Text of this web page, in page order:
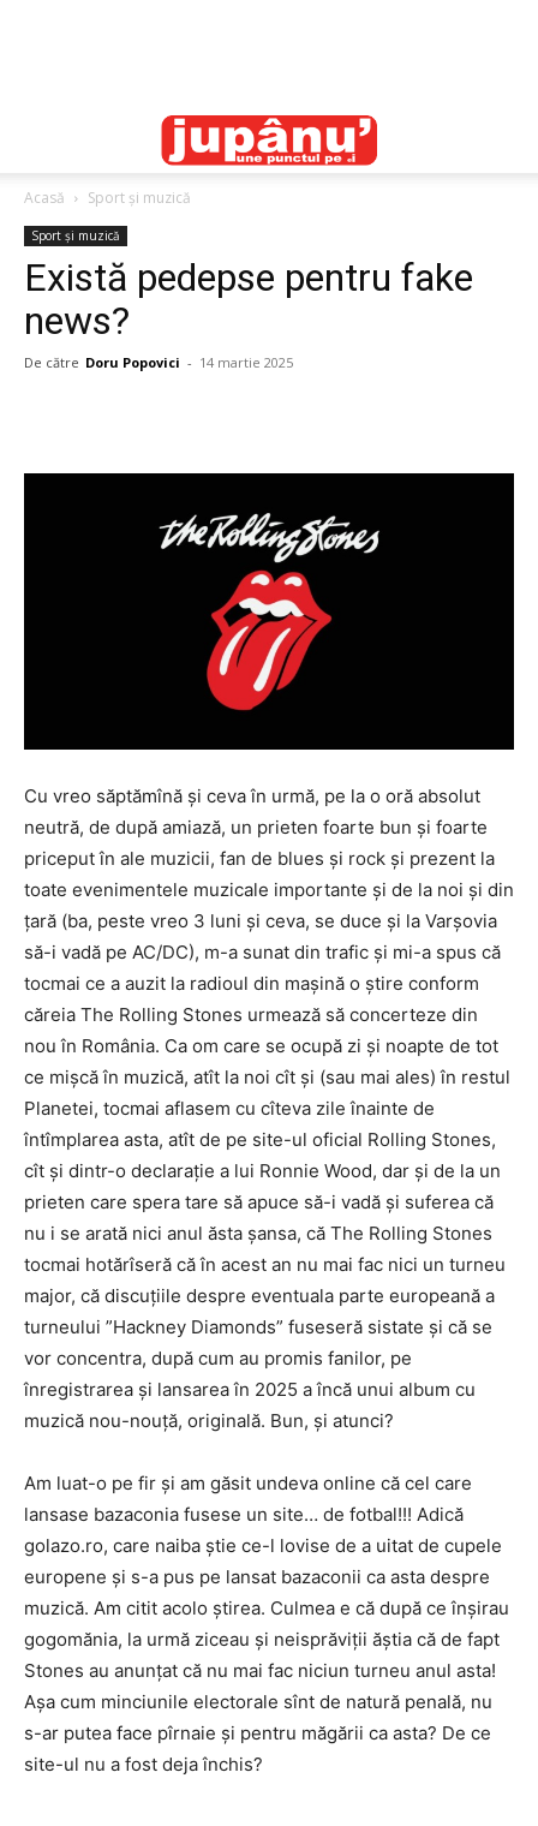
Acasă Sport și muzică
Sport și muzică
Există pedepse pentru fake
news?
De către Doru Popovici - 14 martie 2025
Cu vreo săptămînă și ceva în urmă, pe la o oră absolut
neutră, de după amiază, un prieten foarte bun și foarte
priceput în ale muzicii, fan de blues și rock și prezent la
toate evenimentele muzicale importante și de la noi și din
țară (ba, peste vreo 3 luni și ceva, se duce și la Varșovia
să-i vadă pe AC/DC), m-a sunat din trafic și mi-a spus că
tocmai ce a auzit la radioul din mașină o știre conform
căreia The Rolling Stones urmează să concerteze din
nou în România. Ca om care se ocupă zi și noapte de tot
ce mișcă în muzică, atît la noi cît și (sau mai ales) în restul
Planetei, tocmai aflasem cu cîteva zile înainte de
întîmplarea asta, atît de pe site-ul oficial Rolling Stones,
cît și dintr-o declarație a lui Ronnie Wood, dar și de la un
prieten care spera tare să apuce să-i vadă și suferea că
nu i se arată nici anul ăsta șansa, că The Rolling Stones
tocmai hotărîseră că în acest an nu mai fac nici un turneu
major, că discuțiile despre eventuala parte europeană a
turneului ”Hackney Diamonds” fuseseră sistate și că se
vor concentra, după cum au promis fanilor, pe
înregistrarea și lansarea în 2025 a încă unui album cu
muzică nou-nouță, originală. Bun, și atunci?
Am luat-o pe fir și am găsit undeva online că cel care
lansase bazaconia fusese un site… de fotbal!!! Adică
golazo.ro, care naiba știe ce-l lovise de a uitat de cupele
europene și s-a pus pe lansat bazaconii ca asta despre
muzică. Am citit acolo știrea. Culmea e că după ce înșirau
gogomănia, la urmă ziceau și neisprăviții ăștia că de fapt
Stones au anunțat că nu mai fac niciun turneu anul asta!
Așa cum minciunile electorale sînt de natură penală, nu
s-ar putea face pîrnaie și pentru măgării ca asta? De ce
site-ul nu a fost deja închis?